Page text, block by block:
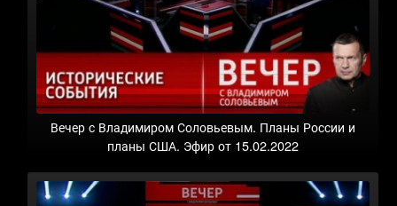
Вечер с Владимиром Соловьевым. Планы России и
планы США. Эфир от 15.02.2022